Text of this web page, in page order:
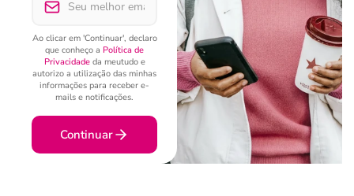
Ao clicar em 'Continuar', declaro
que conheço a Política de
Privacidadeda meutudo e
autorizo a utilização das minhas
informações para receber e-
mails e notificações.
Continuar